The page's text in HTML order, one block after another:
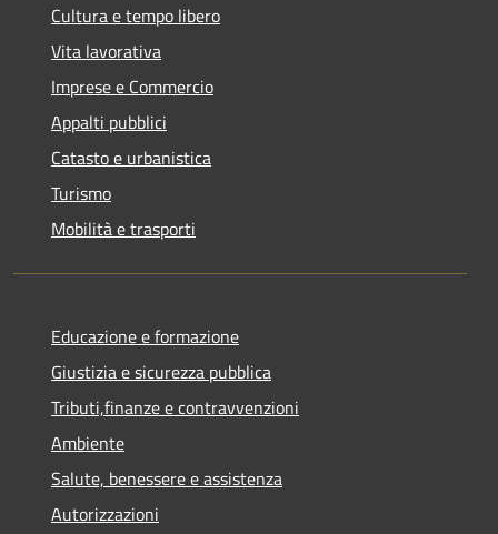
Cultura e tempo libero
Vita lavorativa
Imprese e Commercio
Appalti pubblici
Catasto e urbanistica
Turismo
Mobilità e trasporti
Educazione e formazione
Giustizia e sicurezza pubblica
Tributi,finanze e contravvenzioni
Ambiente
Salute, benessere e assistenza
Autorizzazioni